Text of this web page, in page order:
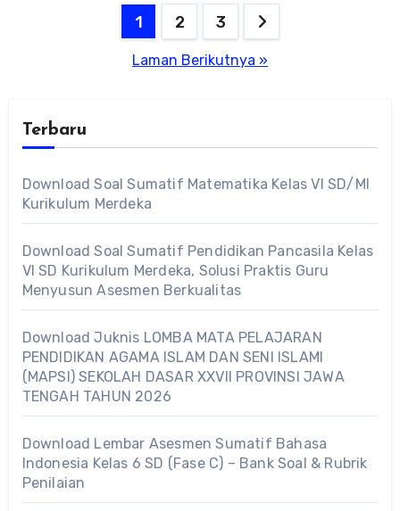
1 2 3
Laman Berikutnya »
Terbaru
Download Soal Sumatif Matematika Kelas VI SD/MI
Kurikulum Merdeka
Download Soal Sumatif Pendidikan Pancasila Kelas
VI SD Kurikulum Merdeka, Solusi Praktis Guru
Menyusun Asesmen Berkualitas
Download Juknis LOMBA MATA PELAJARAN
PENDIDIKAN AGAMA ISLAM DAN SENI ISLAMI
(MAPSI) SEKOLAH DASAR XXVII PROVINSI JAWA
TENGAH TAHUN 2026
Download Lembar Asesmen Sumatif Bahasa
Indonesia Kelas 6 SD (Fase C) – Bank Soal & Rubrik
Penilaian